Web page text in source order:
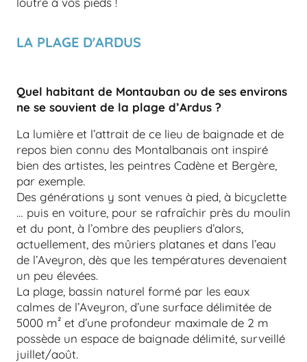
LA PLAGE D'ARDUS
Quel habitant de Montauban ou de ses environs
ne se souvient de la plage d’Ardus ?
La lumière et l’attrait de ce lieu de baignade et de
repos bien connu des Montalbanais ont inspiré
bien des artistes, les peintres Cadène et Bergère,
par exemple.
Des générations y sont venues à pied, à bicyclette
… puis en voiture, pour se rafraîchir près du moulin
et du pont, à l’ombre des peupliers d’alors,
actuellement, des mûriers platanes et dans l’eau
de l’Aveyron, dès que les températures devenaient
un peu élevées.
La plage, bassin naturel formé par les eaux
calmes de l’Aveyron, d’une surface délimitée de
5000 m² et d’une profondeur maximale de 2 m
possède un espace de baignade délimité, surveillé
juillet/août.